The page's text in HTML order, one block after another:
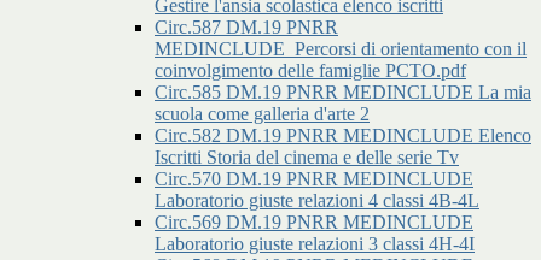
Gestire l'ansia scolastica elenco iscritti
Circ.587 DM.19 PNRR
MEDINCLUDE_Percorsi di orientamento con il
coinvolgimento delle famiglie PCTO.pdf
Circ.585 DM.19 PNRR MEDINCLUDE La mia
scuola come galleria d'arte 2
Circ.582 DM.19 PNRR MEDINCLUDE Elenco
Iscritti Storia del cinema e delle serie Tv
Circ.570 DM.19 PNRR MEDINCLUDE
Laboratorio giuste relazioni 4 classi 4B-4L
Circ.569 DM.19 PNRR MEDINCLUDE
Laboratorio giuste relazioni 3 classi 4H-4I